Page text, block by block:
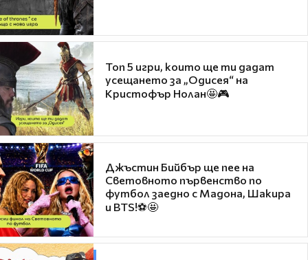
Топ 5 игри, които ще ти дадат
усещането за „Одисея“ на
Кристофър Нолан🤩🎮
Джъстин Бийбър ще пее на
Световното първенство по
футбол заедно с Мадона, Шакира
и BTS!⚽🤩